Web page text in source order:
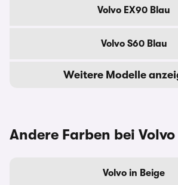
Volvo EX90 Blau
Volvo S60 Blau
Weitere Modelle
Andere Farben bei Volvo
Volvo in Beige